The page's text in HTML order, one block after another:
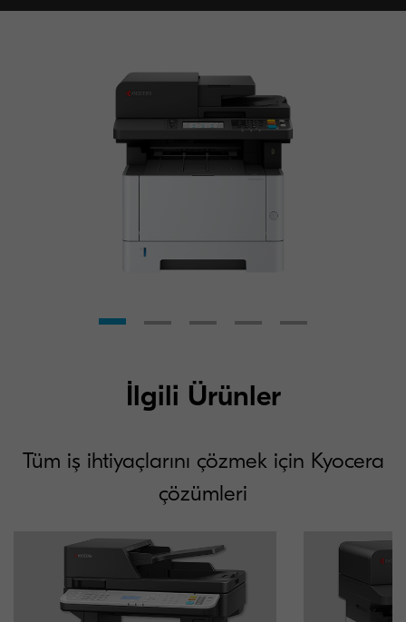
İlgili Ürünler
Tüm iş ihtiyaçlarını çözmek için Kyocera
çözümleri